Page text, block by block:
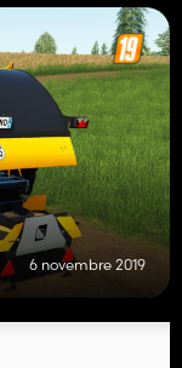
6 novembre 2019